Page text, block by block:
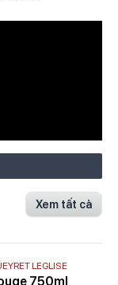
Xem tất cả
LEGLISE
750ml